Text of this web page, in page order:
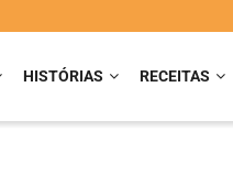
HISTÓRIAS RECEITAS